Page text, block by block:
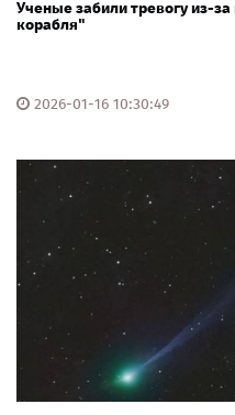
Ученые забили тревогу из-
корабля"
2026-01-16 10:30:49